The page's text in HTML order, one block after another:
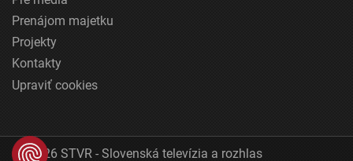
Prenájom majetku
Projekty
Kontakty
Upraviť cookies
© 2026 STVR - Slovenská televízia a rozhlas